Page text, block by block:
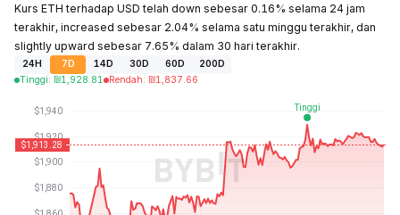
Kurs ETH terhadap USD telah down sebesar 0.16% selama 24 jam
terakhir, increased sebesar 2.04% selama satu minggu terakhir, dan
slightly upward sebesar 7.65% dalam 30 hari terakhir.
24H 7D 14D 30D 60D
200D
Tinggi: ₪1,928.81 Rendah: ₪1,837.66